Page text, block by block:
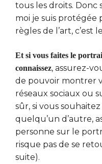
tous les droits. Donc
moi je suis protégée
règles de l’art, c’est
Et si vous faites le
connaissez, assurez-
de pouvoir montrer
réseaux sociaux ou
sûr, si vous
quelqu’un d’autre,
personne sur le
risque pas de se
suite).